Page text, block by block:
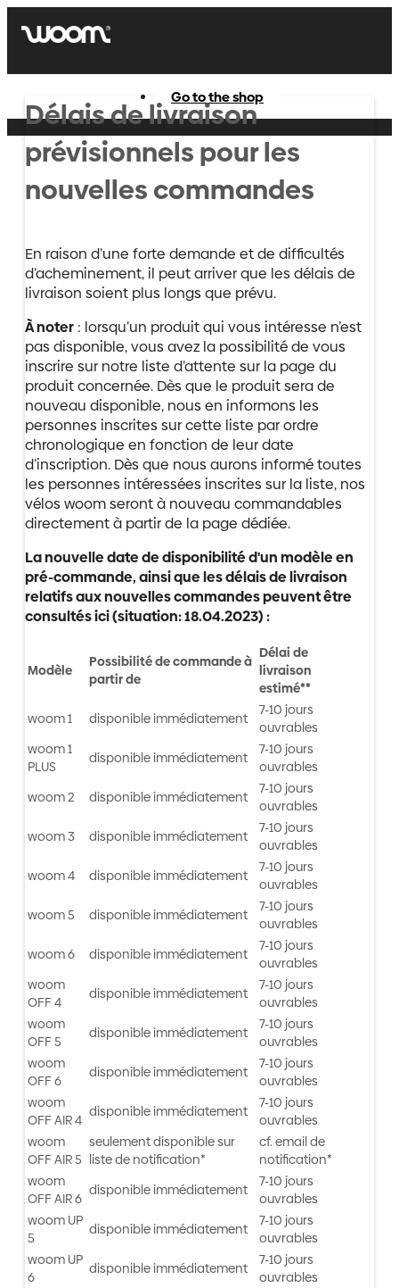
Go to the shop
Délais de livraison
prévisionnels pour les
nouvelles commandes
En raison d’une forte demande et de difficultés
d’acheminement, il peut arriver que les délais de
livraison soient plus longs que prévu.
À noter : lorsqu’un produit qui vous intéresse n’est
pas disponible, vous avez la possibilité de vous
inscrire sur notre liste d’attente sur la page du
produit concernée. Dès que le produit sera de
nouveau disponible, nous en informons les
personnes inscrites sur cette liste par ordre
chronologique en fonction de leur date
d’inscription. Dès que nous aurons informé toutes
les personnes intéressées inscrites sur la liste, nos
vélos woom seront à nouveau commandables
directement à partir de la page dédiée.
La nouvelle date de disponibilité d'un modèle en
pré-commande, ainsi que les délais de livraison
relatifs aux nouvelles commandes peuvent être
consultés ici (situation: 18.04.2023) :
Modèle
Possibilité de commande à
partir de
Délai de
livraison
estimé**
woom 1
disponible immédiatement
7-10 jours
ouvrables
woom 1
PLUS
disponible immédiatement
7-10 jours
ouvrables
woom 2
disponible immédiatement
7-10 jours
ouvrables
woom 3
disponible immédiatement
7-10 jours
ouvrables
woom 4
disponible immédiatement
7-10 jours
ouvrables
woom 5
disponible immédiatement
7-10 jours
ouvrables
woom 6
disponible immédiatement
7-10 jours
ouvrables
woom
OFF 4
disponible immédiatement
7-10 jours
ouvrables
woom
OFF 5
disponible immédiatement
7-10 jours
ouvrables
woom
OFF 6
disponible immédiatement
7-10 jours
ouvrables
woom
OFF AIR 4 disponible immédiatement
7-10 jours
ouvrables
woom
OFF AIR 5
seulement disponible sur
liste de notification*
cf. email de
notification*
woom
OFF AIR 6 disponible immédiatement
7-10 jours
ouvrables
woom UP
5
disponible immédiatement
7-10 jours
ouvrables
woom UP
6
disponible immédiatement
7-10 jours
ouvrables